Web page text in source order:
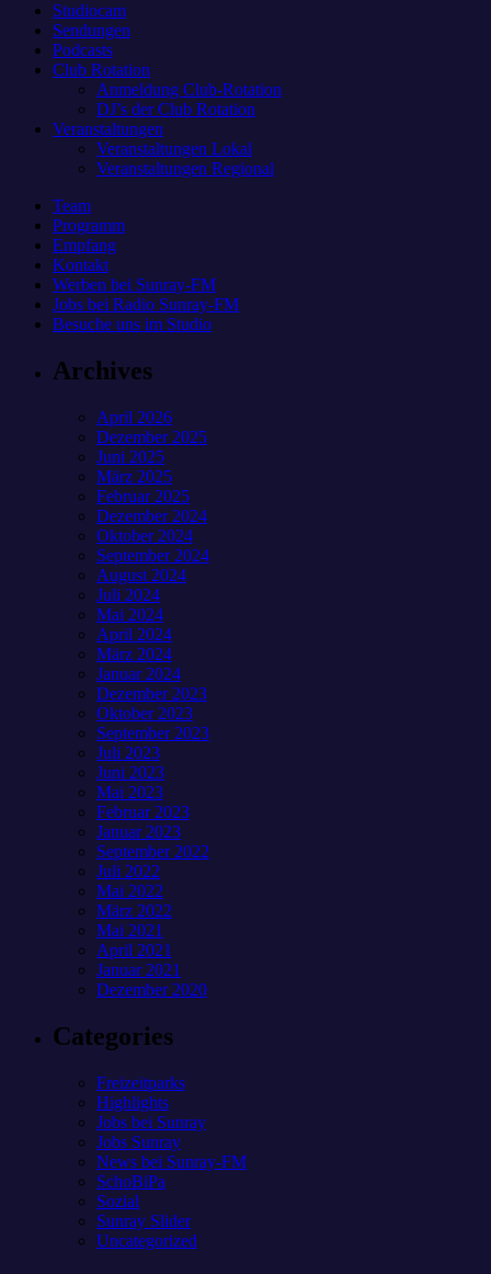
Studiocam
Sendungen
Podcasts
Club Rotation
Anmeldung Club-Rotation
DJ’s der Club Rotation
Veranstaltungen
Veranstaltungen Lokal
Veranstaltungen Regional
Team
Programm
Empfang
Kontakt
Werben bei Sunray-FM
Jobs bei Radio Sunray-FM
Besuche uns im Studio
Archives
April 2026
Dezember 2025
Juni 2025
März 2025
Februar 2025
Dezember 2024
Oktober 2024
September 2024
August 2024
Juli 2024
Mai 2024
April 2024
März 2024
Januar 2024
Dezember 2023
Oktober 2023
September 2023
Juli 2023
Juni 2023
Mai 2023
Februar 2023
Januar 2023
September 2022
Juli 2022
Mai 2022
März 2022
Mai 2021
April 2021
Januar 2021
Dezember 2020
Categories
Freizeitparks
Highlights
Jobs bei Sunray
Jobs Sunray
News bei Sunray-FM
SchoBiPa
Sozial
Sunray Slider
Uncategorized